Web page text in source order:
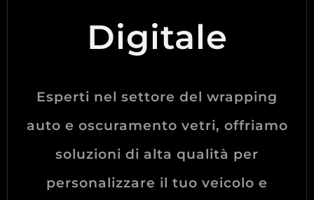
Digitale
Esperti nel settore del wrapping
auto e oscuramento vetri, offriamo
soluzioni di alta qualità per
personalizzare il tuo veicolo e